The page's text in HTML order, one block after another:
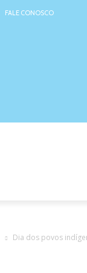
FALE CONOSCO
Dia dos povos